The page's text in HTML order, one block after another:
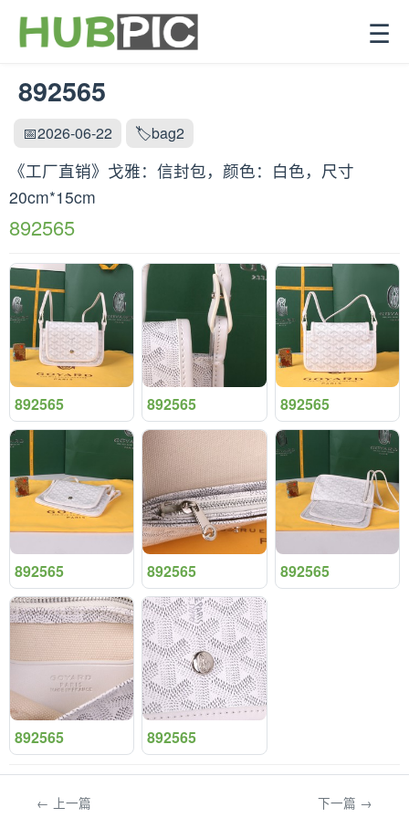
☰
892565
📅2026-06-22 🏷️bag2
《工厂直销》戈雅：‌信封包，颜色：白色，尺寸
20cm*15cm
892565
892565 892565 892565
892565 892565 892565
892565 892565
← 上一篇 下一篇 →